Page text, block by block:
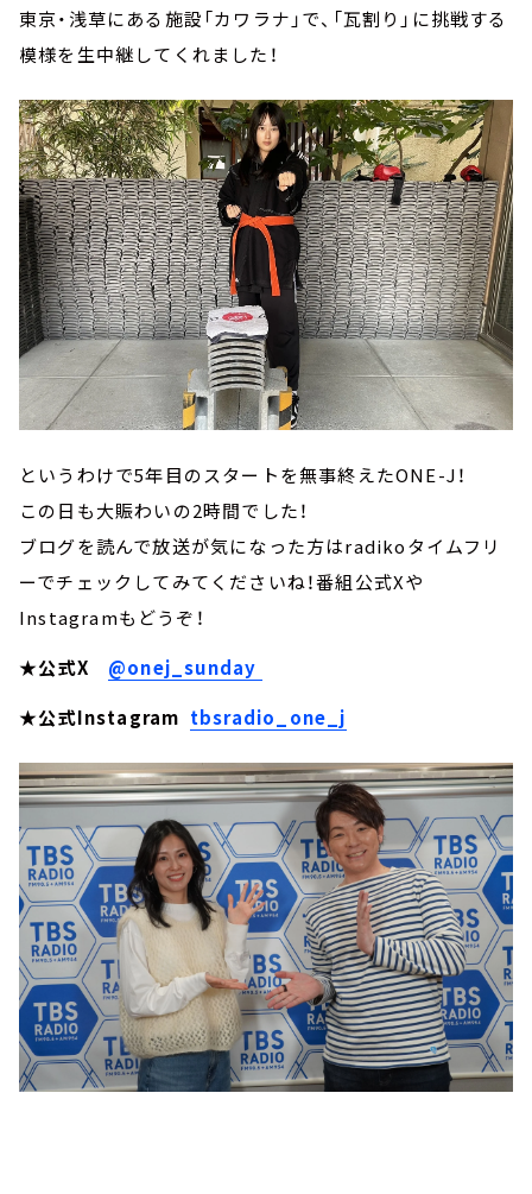
東京・浅草にある施設「カワラナ」で、「瓦割り」に挑戦する
模様を生中継してくれました！
というわけで5年目のスタートを無事終えたONE-J！
この日も大賑わいの2時間でした！
ブログを読んで放送が気になった方はradikoタイムフリ
ーでチェックしてみてくださいね！番組公式Xや
Instagramもどうぞ！
★公式X @onej_sunday
★公式Instagram tbsradio_one_j